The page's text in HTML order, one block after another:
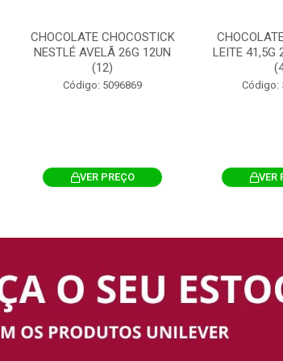
CHOCOLATE CHOCOSTICK
NESTLÉ AVELÃ 26G 12UN
(12)
Código: 5096869
VER PREÇO
LEITE 41,5G
Código:
VER